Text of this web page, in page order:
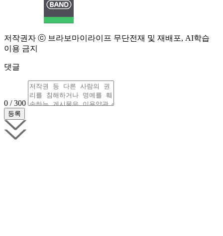
저작권자 ⓒ 브라보마이라이프 무단전재 및 재배포, AI학습
이용 금지
댓글
0 / 300